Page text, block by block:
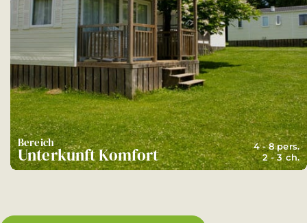
Bereich
Unterkunft Komfort
4 - 8 pers.
2 - 3 ch.